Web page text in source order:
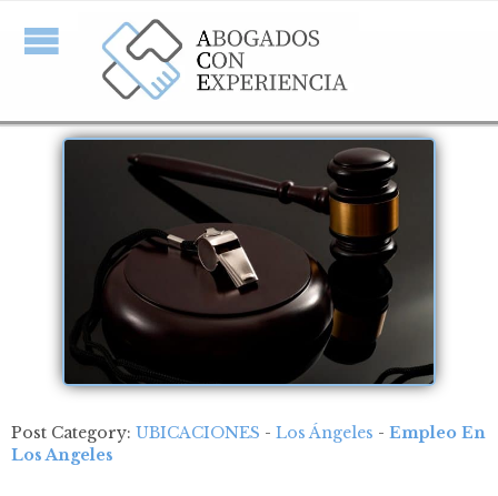
Post Category: UBICACIONES - Los Ángeles - Empleo En
Los Angeles